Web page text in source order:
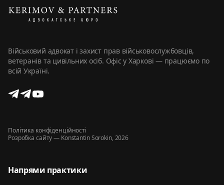
Військовий адвокат і захист прав військовослужбовців,
ветеранів та цивільних осіб. Офіс у Харкові — працюємо по
всій Україні.
Політика конфіденційності
Розробка сайту— Konstantin Sorokin, 2026
Напрями практики